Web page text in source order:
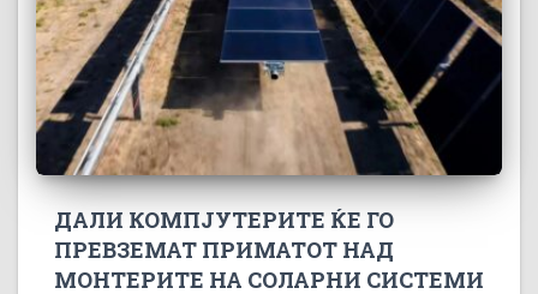
ДАЛИ КОМПЈУТЕРИТЕ ЌЕ ГО
ПРЕВЗЕМАТ ПРИМАТОТ НАД
МОНТЕРИТЕ НА СОЛАРНИ СИСТЕМИ